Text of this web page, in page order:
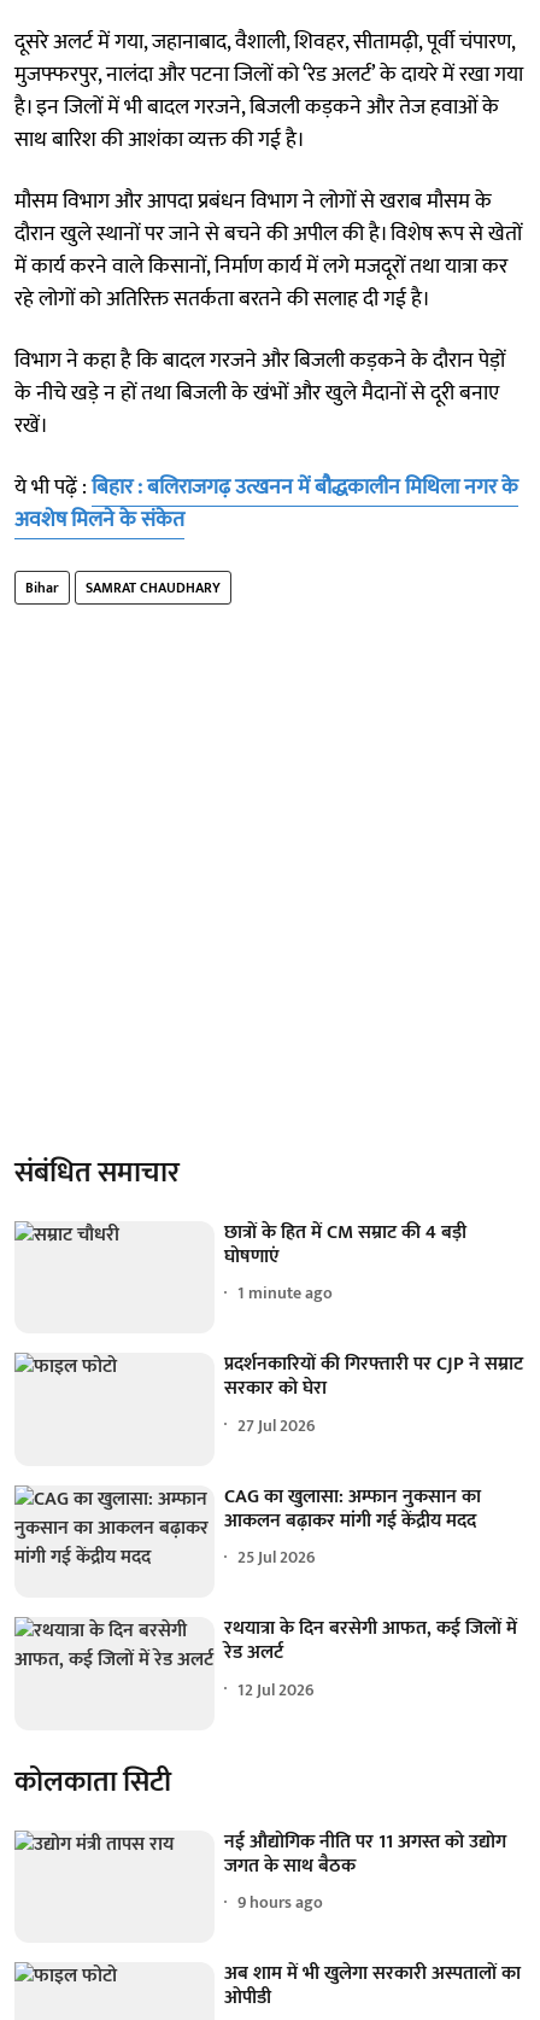
दूसरे अलर्ट में गया, जहानाबाद, वैशाली, शिवहर, सीतामढ़ी, पूर्वी चंपारण,
मुजफ्फरपुर, नालंदा और पटना जिलों को ‘रेड अलर्ट’ के दायरे में रखा गया
है। इन जिलों में भी बादल गरजने, बिजली कड़कने और तेज हवाओं के
साथ बारिश की आशंका व्यक्त की गई है।
मौसम विभाग और आपदा प्रबंधन विभाग ने लोगों से खराब मौसम के
दौरान खुले स्थानों पर जाने से बचने की अपील की है। विशेष रूप से खेतों
में कार्य करने वाले किसानों, निर्माण कार्य में लगे मजदूरों तथा यात्रा कर
रहे लोगों को अतिरिक्त सतर्कता बरतने की सलाह दी गई है।
विभाग ने कहा है कि बादल गरजने और बिजली कड़कने के दौरान पेड़ों
के नीचे खड़े न हों तथा बिजली के खंभों और खुले मैदानों से दूरी बनाए
रखें।
ये भी पढ़ें :बिहार : बलिराजगढ़ उत्खनन में बौद्धकालीन मिथिला नगर के
अवशेष मिलने के संकेत
Bihar SAMRAT CHAUDHARY
संबंधित समाचार
छात्रों के हित में CM सम्राट की 4 बड़ी
घोषणाएं
1 minute ago
प्रदर्शनकारियों की गिरफ्तारी पर CJP ने सम्राट
सरकार को घेरा
27 Jul 2026
CAG का खुलासा: अम्फान नुकसान का
आकलन बढ़ाकर मांगी गई केंद्रीय मदद
25 Jul 2026
रथयात्रा के दिन बरसेगी आफत, कई जिलों में
रेड अलर्ट
12 Jul 2026
कोलकाता सिटी
नई औद्योगिक नीति पर 11 अगस्त को उद्योग
जगत के साथ बैठक
9 hours ago
अब शाम में भी खुलेगा सरकारी अस्पतालों का
ओपीडी